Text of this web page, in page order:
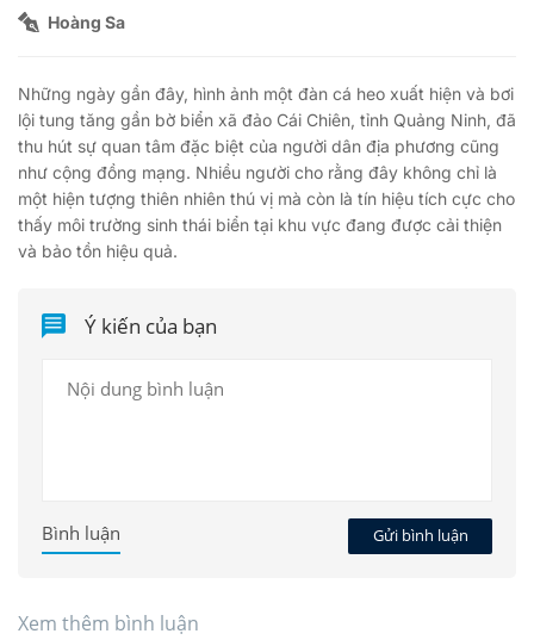
Hoàng Sa
Những ngày gần đây, hình ảnh một đàn cá heo xuất hiện và bơi
lội tung tăng gần bờ biển xã đảo Cái Chiên, tỉnh Quảng Ninh, đã
thu hút sự quan tâm đặc biệt của người dân địa phương cũng
như cộng đồng mạng. Nhiều người cho rằng đây không chỉ là
một hiện tượng thiên nhiên thú vị mà còn là tín hiệu tích cực cho
thấy môi trường sinh thái biển tại khu vực đang được cải thiện
và bảo tồn hiệu quả.
Ý kiến của bạn
Gửi bình luận
Bình luận
Xem thêm bình luận